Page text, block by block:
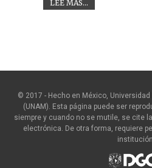
LEE MÁS...
© 2017 - Hecho en México,
(UNAM). Esta página puede ser
siempre y cuando no se mutile, se cite
electrónica. De otra forma, requiere